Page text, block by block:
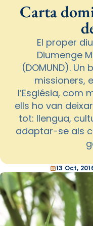
Carta
El proper
Diumenge
(DOMUND).
missioners,
l’Església, com
ells ho van
tot: llengua,
adaptar-se als
13 Oct,